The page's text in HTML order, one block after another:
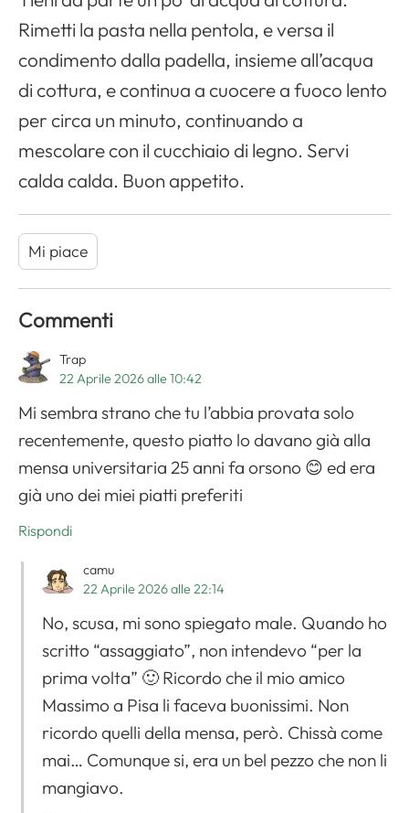
Rimetti la pasta nella pentola, e versa il
condimento dalla padella, insieme all’acqua
di cottura, e continua a cuocere a fuoco lento
per circa un minuto, continuando a
mescolare con il cucchiaio di legno. Servi
calda calda. Buon appetito.
Mi piace
Commenti
Trap
22 Aprile 2026 alle 10:42
Mi sembra strano che tu l’abbia provata solo
recentemente, questo piatto lo davano già alla
mensa universitaria 25 anni fa orsono 😊 ed era
già uno dei miei piatti preferiti
Rispondi
camu
22 Aprile 2026 alle 22:14
No, scusa, mi sono spiegato male. Quando ho
scritto “assaggiato”, non intendevo “per la
prima volta” 🙂 Ricordo che il mio amico
Massimo a Pisa li faceva buonissimi. Non
ricordo quelli della mensa, però. Chissà come
mai… Comunque si, era un bel pezzo che non li
mangiavo.